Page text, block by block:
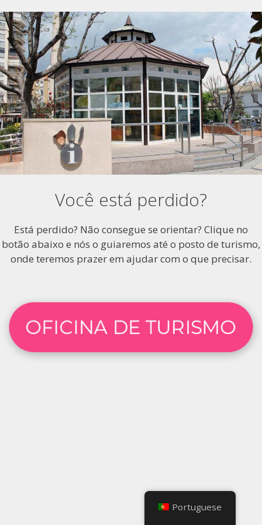
Você está perdido?
Está perdido? Não consegue se orientar? Clique no
botão abaixo e nós o guiaremos até o posto de turismo,
onde teremos prazer em ajudar com o que precisar.
Portuguese